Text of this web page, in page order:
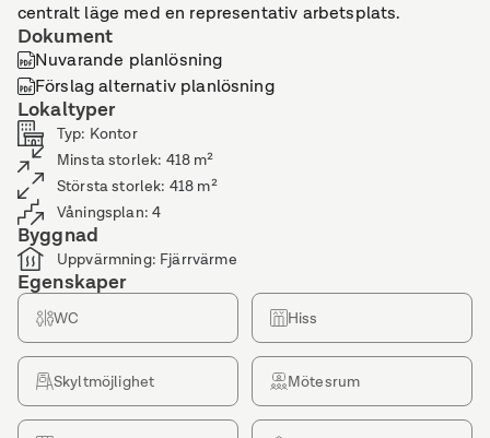
centralt läge med en representativ arbetsplats.
Dokument
Nuvarande planlösning
Förslag alternativ planlösning
Lokaltyper
Typ: Kontor
Minsta storlek: 418 m²
Största storlek: 418 m²
Våningsplan:4
Byggnad
Uppvärmning: Fjärrvärme
Egenskaper
WC Hiss
Skyltmöjlighet Mötesrum